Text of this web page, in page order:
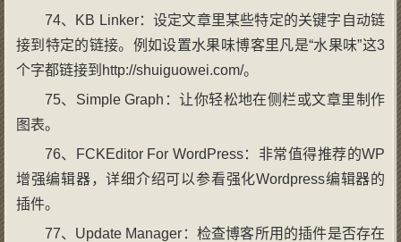
74、KB Linker：设定文章里某些特定的关键字自动链
接到特定的链接。例如设置水果味博客里凡是“水果味”这3
个字都链接到http://shuiguowei.com/。
75、Simple Graph：让你轻松地在侧栏或文章里制作
图表。
76、FCKEditor For WordPress：非常值得推荐的WP
增强编辑器，详细介绍可以参看强化Wordpress编辑器的
插件。
77、Update Manager：检查博客所用的插件是否存在